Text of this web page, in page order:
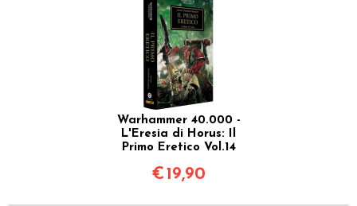
Warhammer 40.000 -
L'Eresia di Horus: Il
Primo Eretico Vol.14
€ 19,90